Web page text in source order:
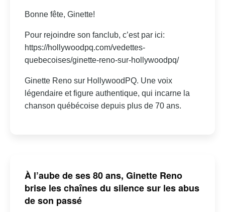
Bonne fête, Ginette!
Pour rejoindre son fanclub, c’est par ici:
https://hollywoodpq.com/vedettes-
quebecoises/ginette-reno-sur-hollywoodpq/
Ginette Reno sur HollywoodPQ. Une voix
légendaire et figure authentique, qui incarne la
chanson québécoise depuis plus de 70 ans.
À l’aube de ses 80 ans, Ginette Reno
brise les chaînes du silence sur les abus
de son passé